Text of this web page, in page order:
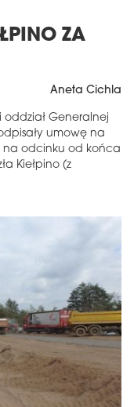
ZA
Aneta Cichla
oddział Generalnej
umowę na
na odcinku od końca
Kiełpino (z